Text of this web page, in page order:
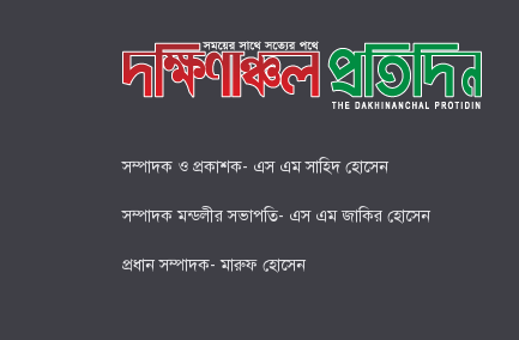
সম্পাদক ও প্রকাশক- এস এম সাহিদ হোসেন
সম্পাদক মন্ডলীর সভাপতি- এস এম জাকির হোসেন
প্রধান সম্পাদক- মারুফ হোসেন